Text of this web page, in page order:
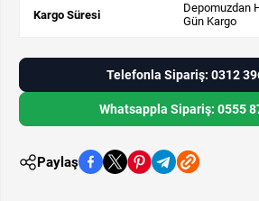
Kargo Süresi
Depomuzdan
Gün Kargo
Telefonla Sipariş: 0312
Whatsappla Sipariş: 0555
Paylaş